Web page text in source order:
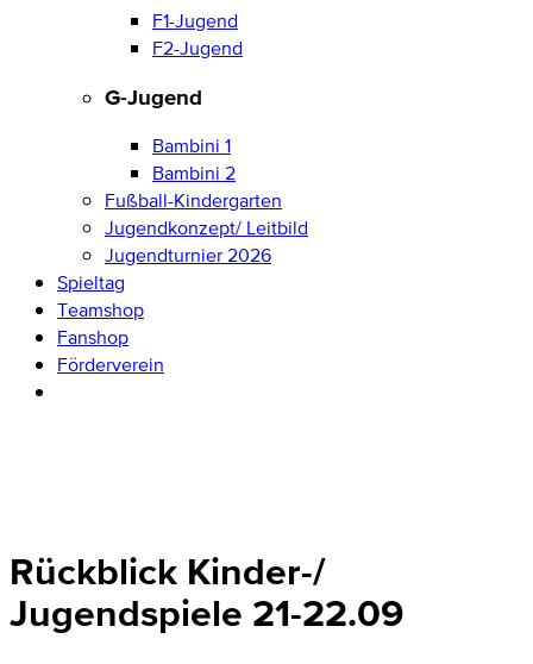
F1-Jugend
F2-Jugend
G-Jugend
Bambini 1
Bambini 2
Fußball-Kindergarten
Jugendkonzept/ Leitbild
Jugendturnier 2026
Spieltag
Teamshop
Fanshop
Förderverein
Rückblick Kinder-/
Jugendspiele 21-22.09